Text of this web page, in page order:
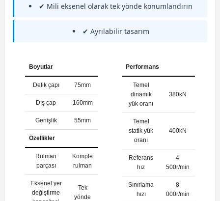
✔ Mili eksenel olarak tek yönde konumlandırın
✔ Ayrılabilir tasarım
Boyutlar
Delik çapı 75mm
Dış çap 160mm
Genişlik 55mm
Özellikler
Rulman
parçası
Komple
rulman
Eksenel yer
değiştirme
Tek
yönde
Performans
Temel
dinamik
yük oranı
380kN
Temel
statik yük
oranı
400kN
Referans
hız
4
500r/min
Sınırlama
hızı
8
000r/min